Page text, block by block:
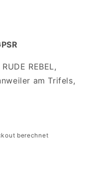
REBEL,
am Trifels,
berechnet